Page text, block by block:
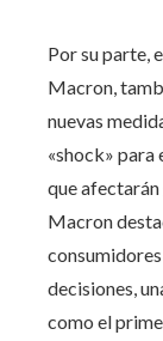
Por su parte,
Macron,
nuevas
«shock»
que
Macron
decisiones,
como el